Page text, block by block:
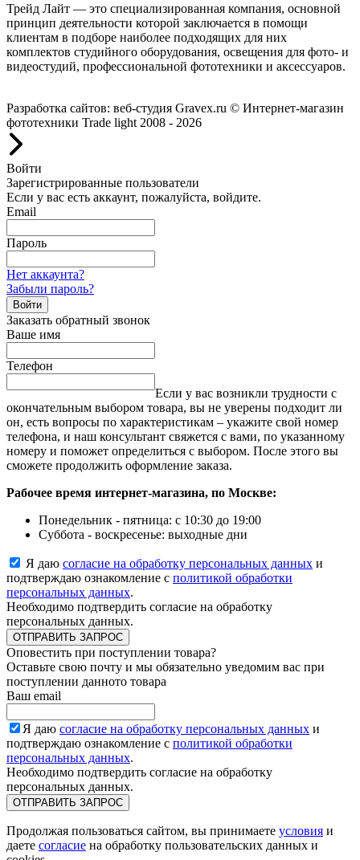
Трейд Лайт — это специализированная компания, основной
принцип деятельности которой заключается в помощи
клиентам в подборе наиболее подходящих для них
комплектов студийного оборудования, освещения для фото- и
видеостудий, профессиональной фототехники и аксессуаров.
Разработка сайтов: веб-студия Gravex.ru © Интернет-магазин
фототехники Trade light 2008 - 2026
Войти
Зарегистрированные пользователи
Если у вас есть аккаунт, пожалуйста, войдите.
Email
Пароль
Нет аккаунта?
Забыли пароль?
Войти
Заказать обратный звонок
Ваше имя
Телефон
Если у вас возникли трудности с
окончательным выбором товара, вы не уверены подходит ли
он, есть вопросы по характеристикам – укажите свой номер
телефона, и наш консультант свяжется с вами, по указанному
номеру и поможет определиться с выбором. После этого вы
сможете продолжить оформление заказа.
Рабочее время интернет-магазина, по Москве:
Понедельник - пятница: с 10:30 до 19:00
Суббота - воскресенье: выходные дни
Я даю согласие на обработку персональных данных и
подтверждаю ознакомление с политикой обработки
персональных данных.
Необходимо подтвердить согласие на обработку
персональных данных.
ОТПРАВИТЬ ЗАПРОС
Оповестить при поступлении товара?
Оставьте свою почту и мы обязательно уведомим вас при
поступлении данното товара
Ваш email
Я даю согласие на обработку персональных данных и
подтверждаю ознакомление с политикой обработки
персональных данных.
Необходимо подтвердить согласие на обработку
персональных данных.
ОТПРАВИТЬ ЗАПРОС
Продолжая пользоваться сайтом, вы принимаете условия и
даете согласие на обработку пользовательских данных и